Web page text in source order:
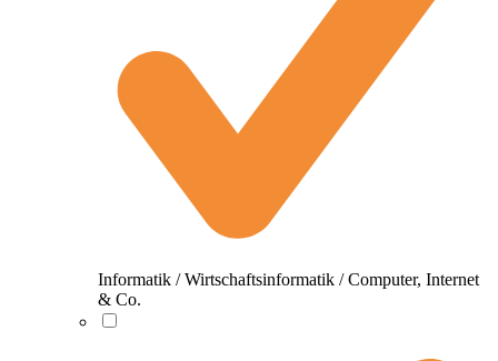
Informatik / Wirtschaftsinformatik / Computer, Internet
& Co.